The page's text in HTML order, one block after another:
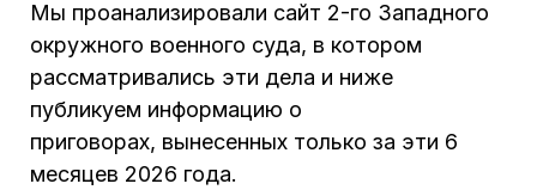
Мы проанализировали сайт 2-го Западного
окружного военного суда, в котором
рассматривались эти дела и ниже
публикуем информацию о
приговорах, вынесенных только за эти 6
месяцев 2026 года.